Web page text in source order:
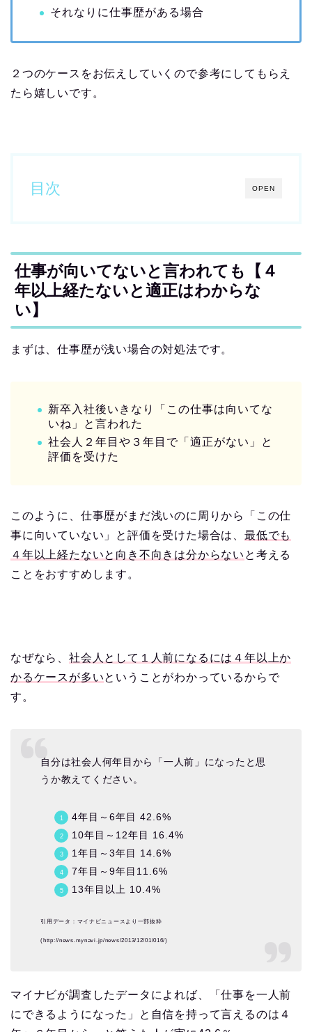
それなりに仕事歴がある場合
２つのケースをお伝えしていくので参考にしてもらえ
たら嬉しいです。
OPEN
目次
仕事が向いてないと言われても【４
年以上経たないと適正はわからな
い】
まずは、仕事歴が浅い場合の対処法です。
新卒入社後いきなり「この仕事は向いてな
いね」と言われた
社会人２年目や３年目で「適正がない」と
評価を受けた
このように、仕事歴がまだ浅いのに周りから「この仕
事に向いていない」と評価を受けた場合は、最低でも
４年以上経たないと向き不向きは分からない と考える
ことをおすすめします。
なぜなら、 社会人として１人前になるには４年以上か
かるケースが多いということがわかっているからで
す。
自分は社会人何年目から「一人前」になったと思
うか教えてください。
4年目～6年目 42.6%
10年目～12年目 16.4%
1年目～3年目 14.6%
7年目～9年目11.6%
13年目以上 10.4%
引用データ：マイナビニュースより一部抜粋
(http://news.mynavi.jp/news/2013/12/01/016/)
マイナビが調査したデータによれば、「仕事を一人前
にできるようになった」と自信を持って言えるのは４